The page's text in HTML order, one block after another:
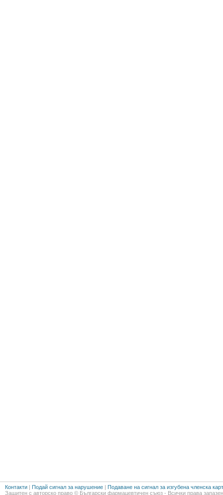
Контакти | Подай сигнал за нарушение | Подаване на сигнал за изгубена членска
Защитен с авторско право © Български фармацевтичен съюз - Всички права